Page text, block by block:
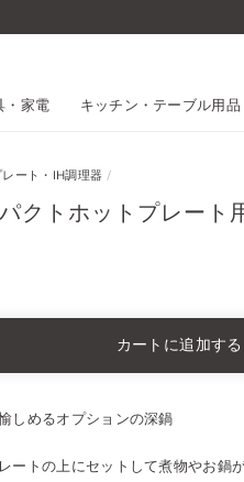
届けについて
・家電 キッチン・テーブル用品
ート・IH調理器 /
クトホットプレート
カートに追加する
しめるオプションの深鍋
ートの上にセットして煮物やお鍋